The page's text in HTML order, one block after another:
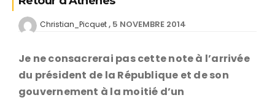
Christian_Picquet 5 NOVEMBRE 2014
Je ne consacrerai pas cette note à l’arrivée
du président de la République et de son
gouvernement à la moitié d’un